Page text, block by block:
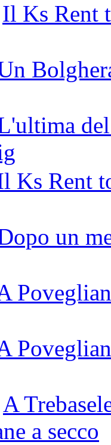
Il Ks Rent
Ks Rent
un
A
a secco